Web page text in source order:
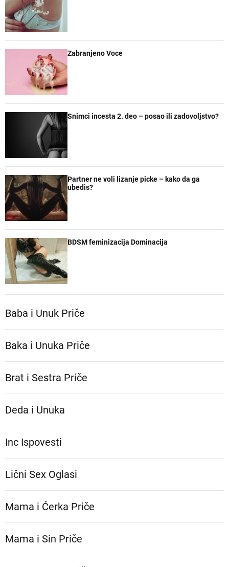
l
a
r
Zabranjeno Voce
Snimci incesta 2. deo – posao ili zadovoljstvo?
Partner ne voli lizanje picke – kako da ga
ubedis?
BDSM feminizacija Dominacija
Baba i Unuk Priče
Baka i Unuka Pričе
Brat i Sestra Priče
Deda i Unuka
Inc Ispovesti
Lični Sex Oglasi
Mama i Ćerka Priče
Mama i Sin Priče